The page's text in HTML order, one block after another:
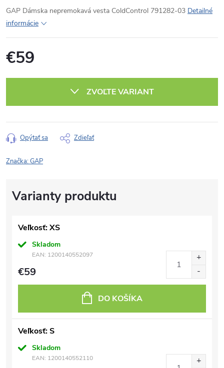
GAP Dámska nepremokavá vesta ColdControl 791282-03 Detailné
informácie
€59
ZVOĽTE VARIANT
Opýtať sa Zdieľať
Značka:GAP
Veľkosť: XS
Skladom
EAN: 1200140552097
€59
DO KOŠÍKA
Veľkosť: S
Skladom
EAN: 1200140552110